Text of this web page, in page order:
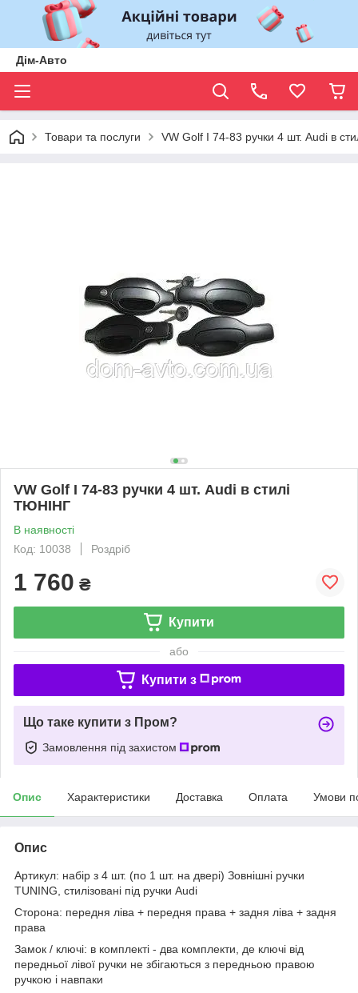
Дім-Авто
Товари та послуги VW Golf I 74-83 ручки 4 шт. Audi в
VW Golf I 74-83 ручки 4 шт. Audi в стилі
ТЮНІНГ
В наявності
Код: 10038
Роздріб
1 760 ₴
Купити
або
Купити з
Що таке купити з Пром?
Замовлення під захистом
Опис Характеристики Доставка Оплата Умови
Опис
Артикул: набір з 4 шт. (по 1 шт. на двері) Зовнішні ручки
TUNING, стилізовані під ручки Audi
Сторона: передня ліва + передня права + задня ліва + задня
права
Замок / ключі: в комплекті - два комплекти, де ключі від
передньої лівої ручки не збігаються з передньою правою
ручкою і навпаки